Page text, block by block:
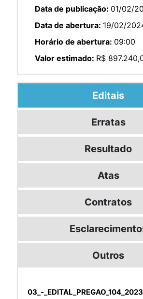
Data de publicação: 01/02/
Data de abertura: 19/02/
Horário de abertura: 09:00
Valor estimado: R$
Editais
Erratas
Resultado
Atas
Contratos
Outros
03_-